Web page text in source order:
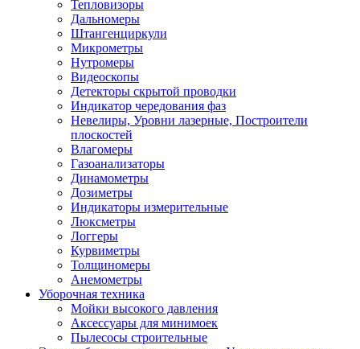
Тепловизоры
Дальномеры
Штангенциркули
Микрометры
Нутромеры
Видеоскопы
Детекторы скрытой проводки
Индикатор чередования фаз
Невелиры, Уровни лазерные, Построители
плоскостей
Влагомеры
Газоанализаторы
Динамометры
Дозиметры
Индикаторы измерительные
Люксметры
Логгеры
Курвиметры
Толщиномеры
Анемометры
Уборочная техника
Мойки высокого давления
Аксессуары для минимоек
Пылесосы строительные